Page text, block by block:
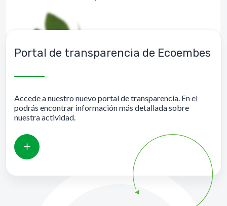
Portal de transparencia de Ecoembes
Accede a nuestro nuevo portal de transparencia. En el
podrás encontrar información más detallada sobre
nuestra actividad.